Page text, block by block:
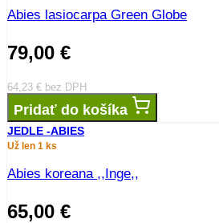
Abies lasiocarpa Green Globe
79,00 €
64,23 € bez DPH
Pridať do košíka
JEDLE -ABIES
Už len 1 ks
Abies koreana ,,Inge,,
65,00 €